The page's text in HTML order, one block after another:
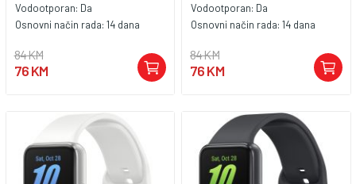
Vodootporan: Da
Osnovni način rada: 14 dana
84 KM
76 KM
Vodootporan: Da
Osnovni način rada: 14 dana
84 KM
76 KM